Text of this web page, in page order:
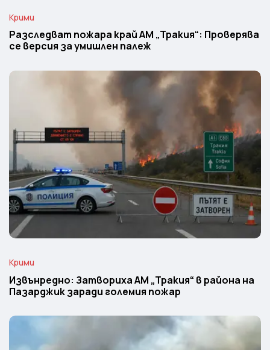
Крими
Разследват пожара край АМ „Тракия“: Проверява
се версия за умишлен палеж
Крими
Извънредно: Затвориха АМ „Тракия“ в района на
Пазарджик заради големия пожар